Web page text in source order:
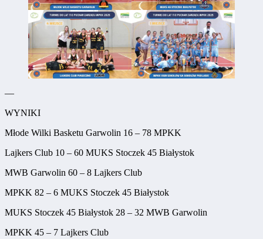
—
WYNIKI
Młode Wilki Basketu Garwolin 16 – 78 MPKK
Lajkers Club 10 – 60 MUKS Stoczek 45 Białystok
MWB Garwolin 60 – 8 Lajkers Club
MPKK 82 – 6 MUKS Stoczek 45 Białystok
MUKS Stoczek 45 Białystok 28 – 32 MWB Garwolin
MPKK 45 – 7 Lajkers Club